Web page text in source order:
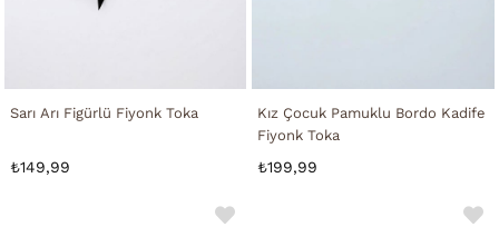
Sarı Arı Figürlü Fiyonk Toka
₺149,99
Kız Çocuk Pamuklu Bordo Kadife
Fiyonk Toka
₺199,99